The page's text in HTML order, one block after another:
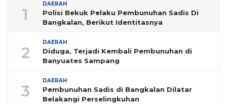
1
DAERAH
Polisi Bekuk Pelaku Pembunuhan Sadis Di
Bangkalan, Berikut Identitasnya
2
DAERAH
Diduga, Terjadi Kembali Pembunuhan di
Banyuates Sampang
3
DAERAH
Pembunuhan Sadis di Bangkalan Dilatar
Belakangi Perselingkuhan